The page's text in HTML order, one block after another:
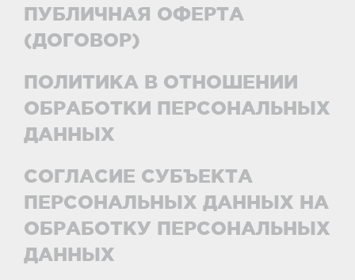
ПУБЛИЧНАЯ ОФЕРТА
(ДОГОВОР)
ПОЛИТИКА В ОТНОШЕНИИ
ОБРАБОТКИ ПЕРСОНАЛЬНЫХ
ДАННЫХ
СОГЛАСИЕ СУБЪЕКТА
ПЕРСОНАЛЬНЫХ ДАННЫХ НА
ОБРАБОТКУ ПЕРСОНАЛЬНЫХ
ДАННЫХ